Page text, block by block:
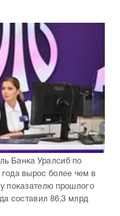
Банка Уралсиб по
вырос более чем в
показателю прошлого
составил 86,3 млрд